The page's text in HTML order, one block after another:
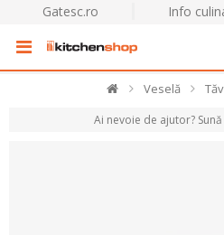
Gatesc.ro Info
Veselă
Ai nevoie de ajutor? Sună